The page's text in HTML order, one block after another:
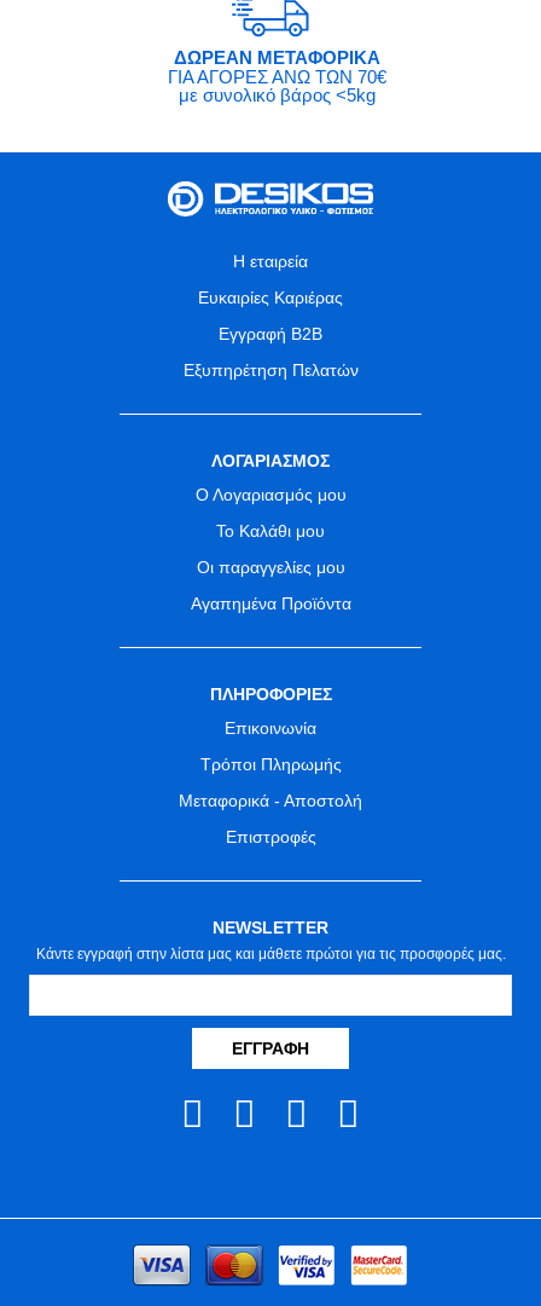
ΔΩΡΕΑΝ ΜΕΤΑΦΟΡΙΚΑ
ΓΙΑ ΑΓΟΡΕΣ ΑΝΩ ΤΩΝ 70€
με συνολικό βάρος <5kg
Η εταιρεία
Ευκαιρίες Καριέρας
Εγγραφή B2B
Εξυπηρέτηση Πελατών
ΛΟΓΑΡΙΑΣΜΟΣ
Ο Λογαριασμός μου
Το Καλάθι μου
Οι παραγγελίες μου
Αγαπημένα Προϊόντα
ΠΛΗΡΟΦΟΡΙΕΣ
Επικοινωνία
Τρόποι Πληρωμής
Μεταφορικά - Αποστολή
Επιστροφές
NEWSLETTER
Κάντε εγγραφή στην λίστα μας και μάθετε πρώτοι για τις προσφορές μας.
ΕΓΓΡΑΦΉ